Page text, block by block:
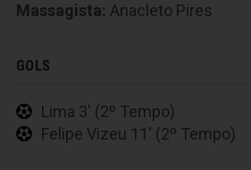
Massagista: Anacleto Pires
GOLS
Lima 3' (2º Tempo)
Felipe Vizeu 11' (2º Tempo)